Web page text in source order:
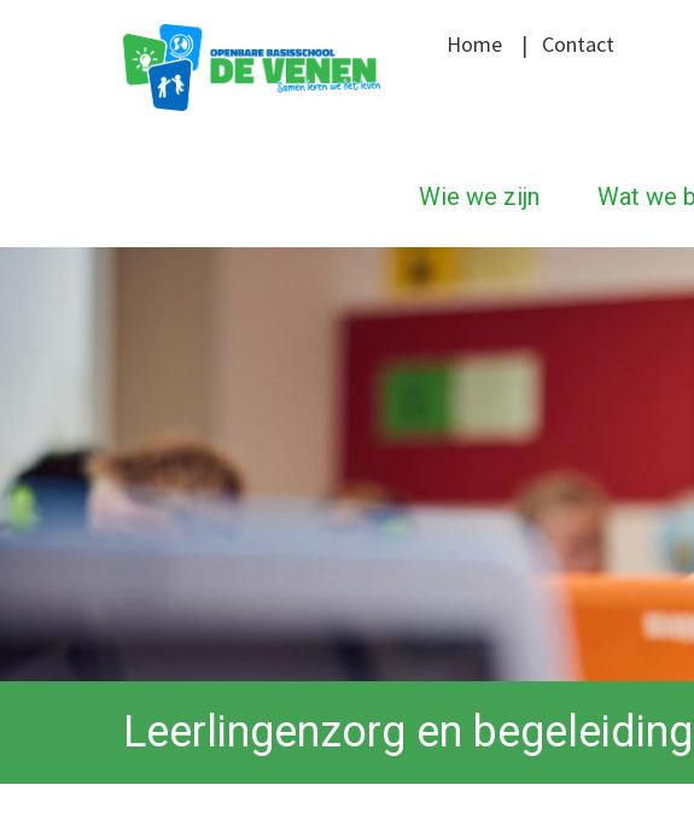
Home | Contact
Wie we zijn Wat we
Leerlingenzorg en begeleiding